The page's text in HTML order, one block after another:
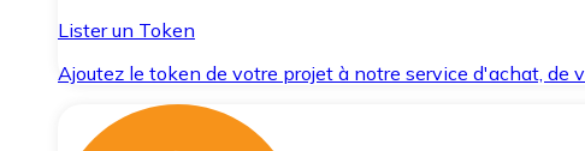
Lister un Token
Ajoutez le token de votre projet à notre service d'achat, de